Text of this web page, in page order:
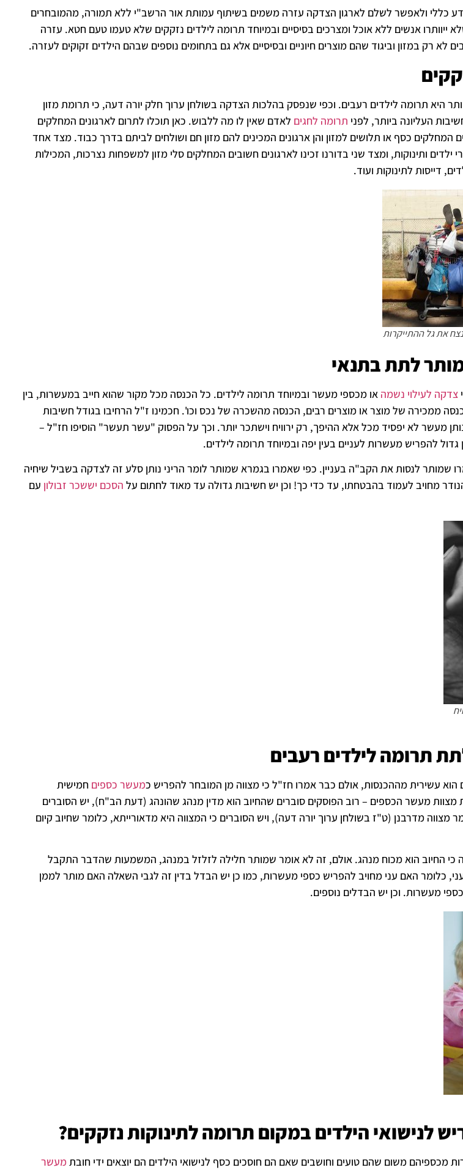
כללי ולאפשר לשלם לארגון הצדקה עזרה משמים בשיתוף עמותת אור הרשב"י ללא תמורה, מהמובחרים
ייוותרו אנשים ללא אוכל ומצרכים בסיסיים ובמיוחד תרומה לילדים נזקקים שלא טעמו טעם חטא. עזרה
לא רק במזון וביגוד שהם מוצרים חיוניים ובסיסיים אלא גם בתחומים נוספים שבהם הילדים זקוקים לעזרה.
היא תרומה לילדים רעבים. וכפי שנפסק בהלכות הצדקה בשולחן ערוך חלק יורה דעה, כי תרומת מזון
העליונה ביותר, לפני תרומה לחגים לאדם שאין לו מה ללבוש. כאן תוכלו לתרום לארגונים המחלקים
המחלקים כסף או תלושים למזון והן ארגונים המכינים להם מזון חם ושולחים לביתם בדרך כבוד. מצד אחד
ילדים ותינוקות, ומצד שני בדורנו זכינו לארגונים חשובים המחלקים סלי מזון למשפחות נצרכות, המכילות
דייסות לתינוקות ועוד.
את גל ההתייקרות
לתת בתנאי
צדקה לעילוי נשמה או מכספי מעשר ובמיוחד תרומה לילדים. כל הכנסה מכל מקור שהוא חייב במעשרות, בין
ממכירה של מוצר או מוצרים רבים, הכנסה מהשכרה של נכס וכו'. חכמינו ז"ל הרחיבו בגודל חשיבות
מעשר לא יפסיד מכל אלא ההיפך, רק ירוויח וישתכר יותר. וכך על הפסוק "עשר תעשר" הוסיפו חז"ל –
להפריש מעשרות לעניים בעין יפה ובמיוחד תרומה לילדים.
שמותר לנסות את הקב"ה בעניין. כפי שאמרו בגמרא שמותר לומר הריני נותן סלע זה לצדקה בשביל שיחיה
מחויב לעמוד בהבטחתו, עד כדי כך! וכן יש חשיבות גדולה עד מאוד לחתום על הסכם יששכר זבולון עם
תרומה לילדים רעבים
עשירית מההכנסות, אולם כבר אמרו חז"ל כי מצווה מן המובחר להפריש כמעשר כספים חמישית
דהיינו 20%. מקורות מצוות מעשר הכספים – רוב הפוסקים סוברים שהחיוב הוא מדין מנהג שהונהג (דעת הב"ח), יש הסוברים
מצווה מדרבנן (ט"ז בשולחן ערוך יורה דעה), ויש הסוברים כי המצווה היא מדאורייתא, כלומר שחיוב קיום
כי החיוב הוא מכוח מנהג. אולם, זה לא אומר שמותר חלילה לזלזל במנהג, המשמעות שהדבר התקבל
כלומר האם עני מחויב להפריש כספי מעשרות, כמו כן יש הבדל בדין זה לגבי השאלה האם מותר לממן
מעשרות. וכן יש הבדלים נוספים.
לנישואי הילדים במקום תרומה לתינוקות נזקקים?
מכספיהם משום שהם טועים וחושבים שאם הם חוסכים כסף לנישואי הילדים הם יוצאים ידי חובתמעשר